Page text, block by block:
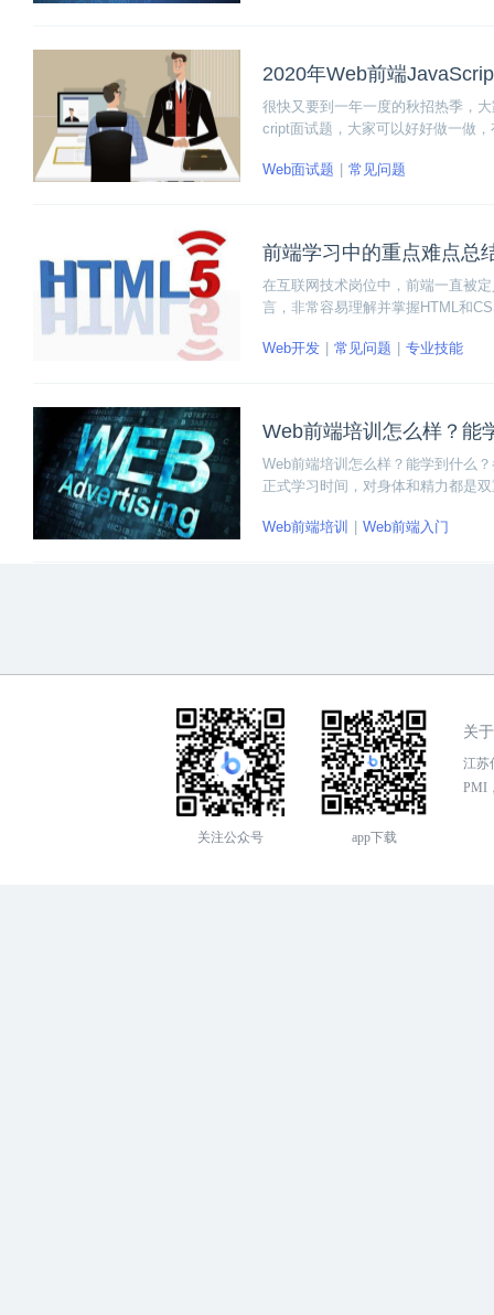
2020年Web前端
很快又要到一年一度的秋招热季，
cript面试题，大家可以好好做一做
Web面试题 常见问题
前端学习中的重点难点总
在互联网技术岗位中，前端一直被
言，非常容易理解并掌握HTML和
的风险。
Web开发 常见问题 专业技能
Web前端培训怎么样？能
Web前端培训怎么样？能学到什么
正式学习时间，对身体和精力都是
Web前端培训
Web前端入门
关注公众号 app下载
关
江苏
PMI